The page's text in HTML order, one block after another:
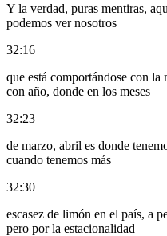
Y la verdad, puras mentiras,
podemos ver nosotros
32:16
que está comportándose con la
con año, donde en los meses
32:23
de marzo, abril es donde
cuando tenemos más
32:30
escasez de limón en el país, a
pero por la estacionalidad